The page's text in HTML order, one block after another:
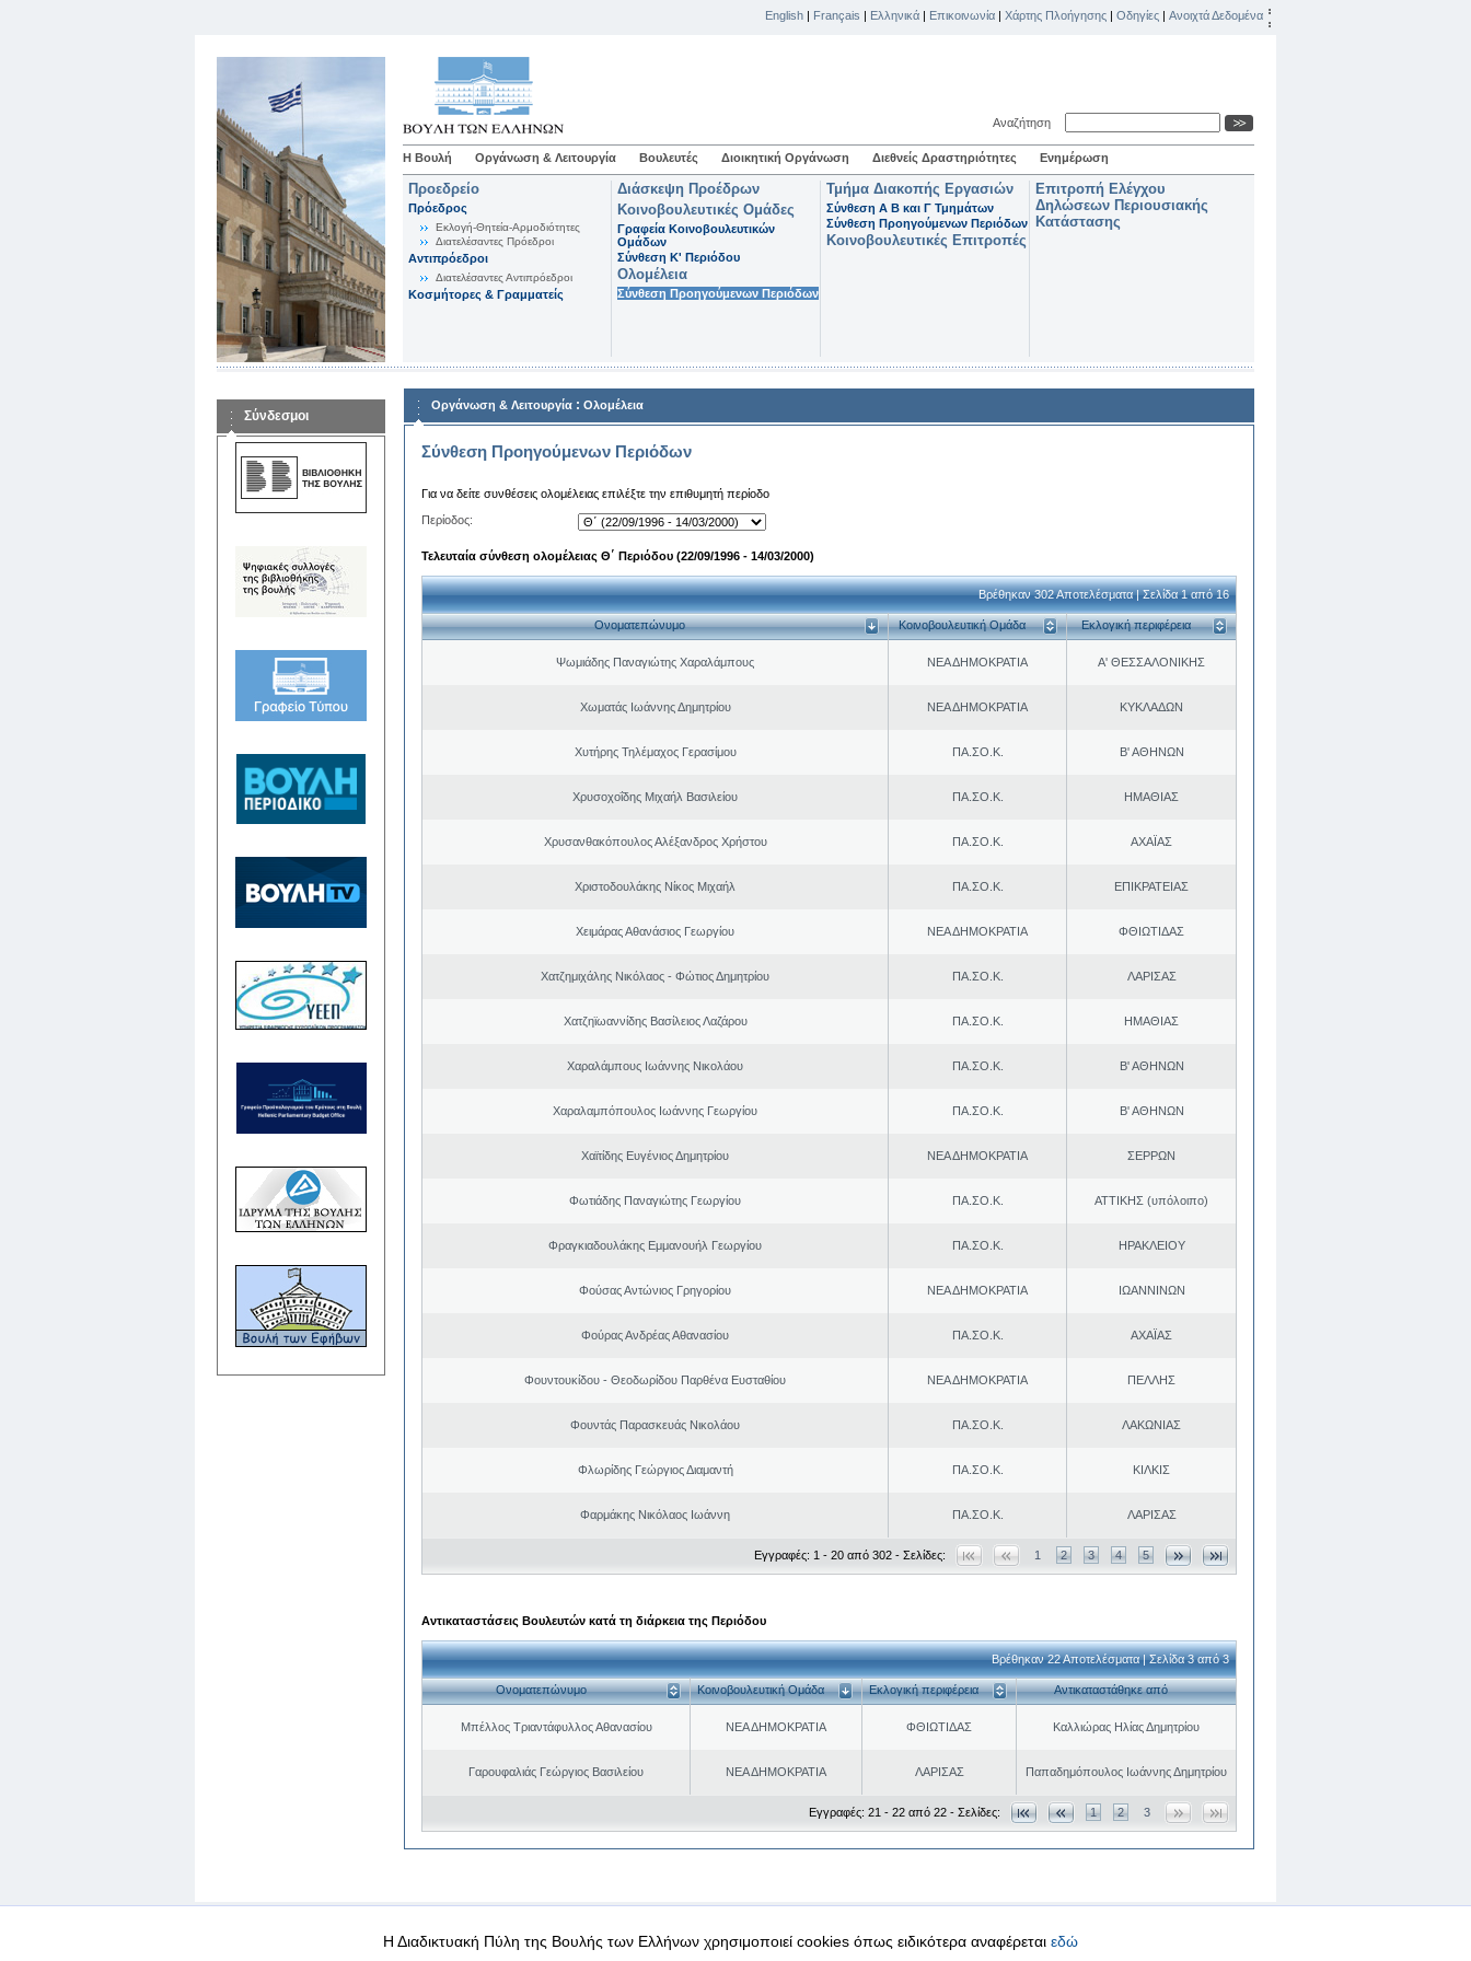
English | Français | Ελληνικά | Επικοινωνία | Χάρτης Πλοήγησης | Οδηγίες | Ανοιχτά Δεδομένα
Αναζήτηση
Η Βουλή Οργάνωση & Λειτουργία Βουλευτές Διοικητική Οργάνωση Διεθνείς Δραστηριότητες Ενημέρωση
Προεδρείο
Πρόεδρος
Εκλογή-Θητεία-Αρμοδιότητες
Διατελέσαντες Πρόεδροι
Αντιπρόεδροι
Διατελέσαντες Αντιπρόεδροι
Κοσμήτορες & Γραμματείς
Διάσκεψη Προέδρων
Κοινοβουλευτικές Ομάδες
Γραφεία Κοινοβουλευτικών
Ομάδων
Σύνθεση K' Περιόδου
Ολομέλεια
Σύνθεση Προηγούμενων Περιόδων
Τμήμα Διακοπής Εργασιών
Σύνθεση Α Β και Γ Τμημάτων
Σύνθεση Προηγούμενων Περιόδων
Κοινοβουλευτικές Επιτροπές
Επιτροπή Ελέγχου
Δηλώσεων Περιουσιακής
Κατάστασης
Σύνδεσμοι
Οργάνωση & Λειτουργία : Ολομέλεια
Σύνθεση Προηγούμενων Περιόδων
Για να δείτε συνθέσεις ολομέλειας επιλέξτε την επιθυμητή περίοδο
Περίοδος:
Τελευταία σύνθεση ολομέλειας Θ΄ Περιόδου (22/09/1996 - 14/03/2000)
Βρέθηκαν 302 Αποτελέσματα | Σελίδα 1 από 16
Ονοματεπώνυμο Κοινοβουλευτική Ομάδα Εκλογική περιφέρεια
Ψωμιάδης Παναγιώτης Χαραλάμπους ΝΕΑ ΔΗΜΟΚΡΑΤΙΑ Α' ΘΕΣΣΑΛΟΝΙΚΗΣ
Χωματάς Ιωάννης Δημητρίου ΝΕΑ ΔΗΜΟΚΡΑΤΙΑ ΚΥΚΛΑΔΩΝ
Χυτήρης Τηλέμαχος Γερασίμου ΠΑ.ΣΟ.Κ. Β' ΑΘΗΝΩΝ
Χρυσοχοΐδης Μιχαήλ Βασιλείου ΠΑ.ΣΟ.Κ. ΗΜΑΘΙΑΣ
Χρυσανθακόπουλος Αλέξανδρος Χρήστου ΠΑ.ΣΟ.Κ. ΑΧΑΪΑΣ
Χριστοδουλάκης Νίκος Μιχαήλ ΠΑ.ΣΟ.Κ. ΕΠΙΚΡΑΤΕΙΑΣ
Χειμάρας Αθανάσιος Γεωργίου ΝΕΑ ΔΗΜΟΚΡΑΤΙΑ ΦΘΙΩΤΙΔΑΣ
Χατζημιχάλης Νικόλαος - Φώτιος Δημητρίου ΠΑ.ΣΟ.Κ. ΛΑΡΙΣΑΣ
Χατζηϊωαννίδης Βασίλειος Λαζάρου ΠΑ.ΣΟ.Κ. ΗΜΑΘΙΑΣ
Χαραλάμπους Ιωάννης Νικολάου ΠΑ.ΣΟ.Κ. Β' ΑΘΗΝΩΝ
Χαραλαμπόπουλος Ιωάννης Γεωργίου ΠΑ.ΣΟ.Κ. Β' ΑΘΗΝΩΝ
Χαϊτίδης Ευγένιος Δημητρίου ΝΕΑ ΔΗΜΟΚΡΑΤΙΑ ΣΕΡΡΩΝ
Φωτιάδης Παναγιώτης Γεωργίου ΠΑ.ΣΟ.Κ. ΑΤΤΙΚΗΣ (υπόλοιπο)
Φραγκιαδουλάκης Εμμανουήλ Γεωργίου ΠΑ.ΣΟ.Κ. ΗΡΑΚΛΕΙΟΥ
Φούσας Αντώνιος Γρηγορίου ΝΕΑ ΔΗΜΟΚΡΑΤΙΑ ΙΩΑΝΝΙΝΩΝ
Φούρας Ανδρέας Αθανασίου ΠΑ.ΣΟ.Κ. ΑΧΑΪΑΣ
Φουντουκίδου - Θεοδωρίδου Παρθένα Ευσταθίου ΝΕΑ ΔΗΜΟΚΡΑΤΙΑ ΠΕΛΛΗΣ
Φουντάς Παρασκευάς Νικολάου ΠΑ.ΣΟ.Κ. ΛΑΚΩΝΙΑΣ
Φλωρίδης Γεώργιος Διαμαντή ΠΑ.ΣΟ.Κ. ΚΙΛΚΙΣ
Φαρμάκης Νικόλαος Ιωάννη ΠΑ.ΣΟ.Κ. ΛΑΡΙΣΑΣ
Εγγραφές: 1 - 20 από 302 - Σελίδες: 1 2 3 4 5
Αντικαταστάσεις Βουλευτών κατά τη διάρκεια της Περιόδου
Βρέθηκαν 22 Αποτελέσματα | Σελίδα 3 από 3
Ονοματεπώνυμο Κοινοβουλευτική Ομάδα Εκλογική περιφέρεια Αντικαταστάθηκε από
Μπέλλος Τριαντάφυλλος Αθανασίου ΝΕΑ ΔΗΜΟΚΡΑΤΙΑ ΦΘΙΩΤΙΔΑΣ Καλλιώρας Ηλίας Δημητρίου
Γαρουφαλιάς Γεώργιος Βασιλείου ΝΕΑ ΔΗΜΟΚΡΑΤΙΑ ΛΑΡΙΣΑΣ Παπαδημόπουλος Ιωάννης Δημητρίου
Εγγραφές: 21 - 22 από 22 - Σελίδες: 1 2 3
Όροι χρήσης Προσωπικά δεδομένα Ασφάλεια & Πρόσβαση
Η Διαδικτυακή Πύλη της Βουλής των Ελλήνων χρησιμοποιεί cookies όπως ειδικότερα αναφέρεται εδώ